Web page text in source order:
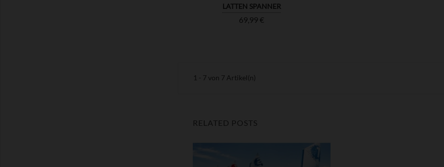
LATTEN SPANNER
Preis
69,99 €
1 - 7 von 7 Artikel(n)
RELATED POSTS